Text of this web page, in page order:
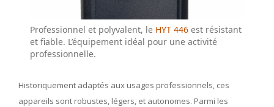
Professionnel et polyvalent, le HYT 446 est résistant
et fiable. L’équipement idéal pour une activité
professionnelle.
Historiquement adaptés aux usages professionnels, ces
appareils sont robustes, légers, et autonomes. Parmi les